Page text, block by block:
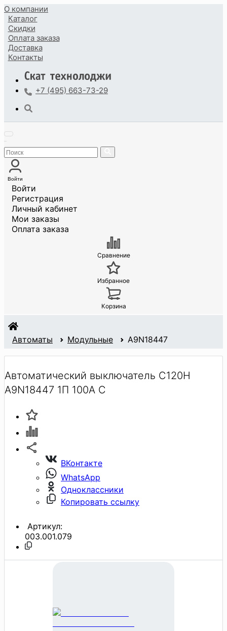
О компании
Каталог
Скидки
Оплата заказа
Доставка
Контакты
+7 (495) 663-73-29
Войти
Войти
Регистрация
Личный кабинет
Мои заказы
Оплата заказа
Сравнение
Избранное
Корзина
Автоматы Модульные A9N18447
Автоматический выключатель C120H
A9N18447 1П 100A C
ВКонтакте
WhatsApp
Одноклассники
Копировать ссылку
Артикул:
003.001.079